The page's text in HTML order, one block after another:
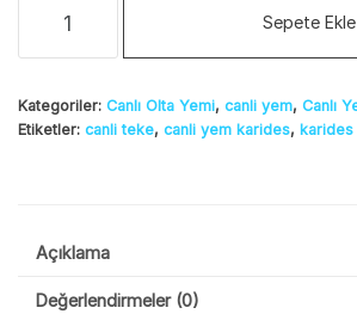
adet
Sepete Ekle
Kategoriler: Canlı Olta Yemi, canli yem, Canlı
Etiketler: canli teke, canli yem karides, karides
Açıklama
Değerlendirmeler (0)